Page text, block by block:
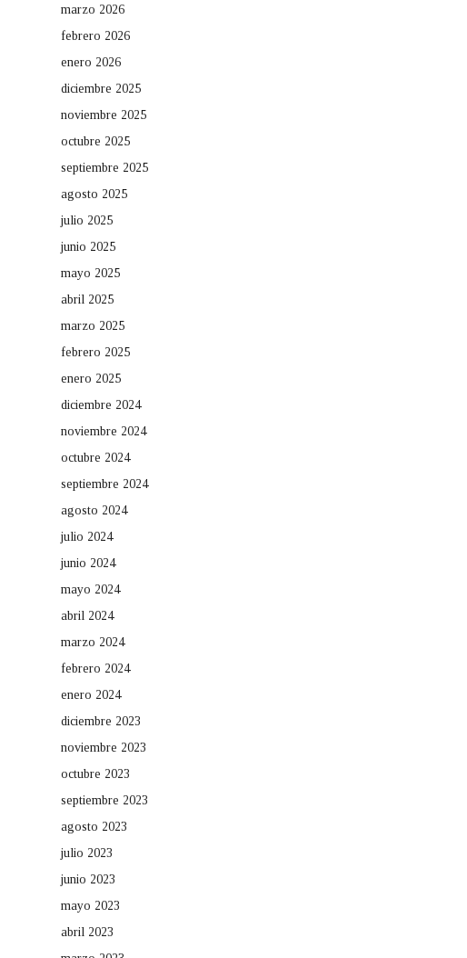
marzo 2026
febrero 2026
enero 2026
diciembre 2025
noviembre 2025
octubre 2025
septiembre 2025
agosto 2025
julio 2025
junio 2025
mayo 2025
abril 2025
marzo 2025
febrero 2025
enero 2025
diciembre 2024
noviembre 2024
octubre 2024
septiembre 2024
agosto 2024
julio 2024
junio 2024
mayo 2024
abril 2024
marzo 2024
febrero 2024
enero 2024
diciembre 2023
noviembre 2023
octubre 2023
septiembre 2023
agosto 2023
julio 2023
junio 2023
mayo 2023
abril 2023